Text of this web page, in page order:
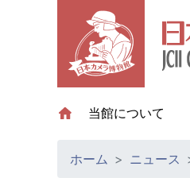
当館について
ホーム ニュース